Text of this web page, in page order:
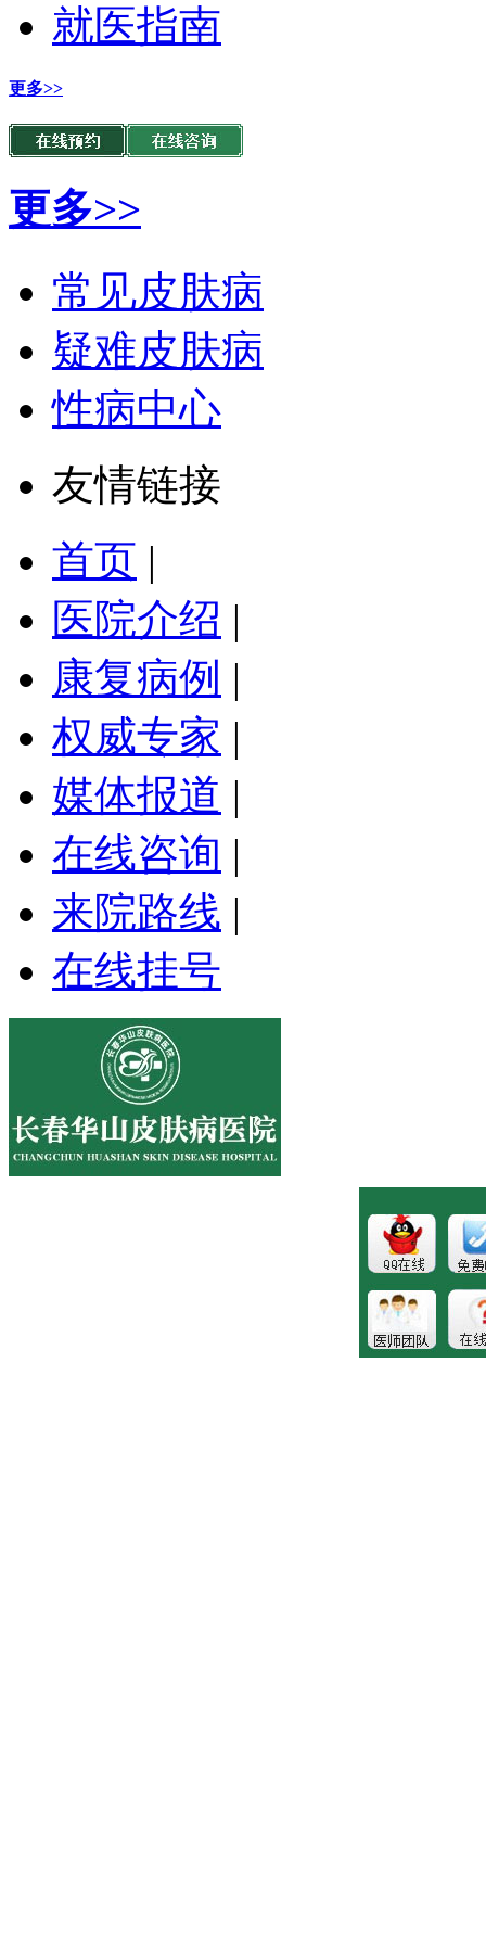
就医指南
更多>>
更多>>
常见皮肤病
疑难皮肤病
性病中心
友情链接
首页 |
医院介绍 |
康复病例 |
权威专家 |
媒体报道 |
在线咨询 |
来院路线 |
在线挂号